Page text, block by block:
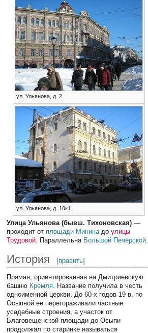
ул. Ульянова, д. 2
ул. Ульянова, д. 10к1
Улица Ульянова (бывш. Тихоновская) —
проходит от площади Мининадоулицы
Трудовой. Параллельна Большой Печёрской.
История [править]
Прямая, ориентированная на Дмитриевскую
башню Кремля . Название получила в честь
одноименной церкви. До 60-х годов 19 в. по
Осыпной ее перегораживали частные
усадебные строения, а участок от
Благовещенской площади до Осыпи
продолжал по старинке называться